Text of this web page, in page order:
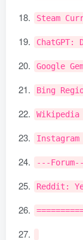
Steam
ChatGPT:
Google
Bing
Wikipedia
Instagram
---Forum
Reddit :